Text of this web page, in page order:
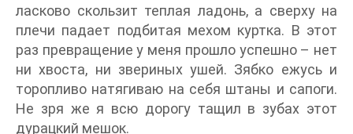
ласково скользит теплая ладонь, а сверху на
плечи падает подбитая мехом куртка. В этот
раз превращение у меня прошло успешно – нет
ни хвоста, ни звериных ушей. Зябко ежусь и
торопливо натягиваю на себя штаны и сапоги.
Не зря же я всю дорогу тащил в зубах этот
дурацкий мешок.